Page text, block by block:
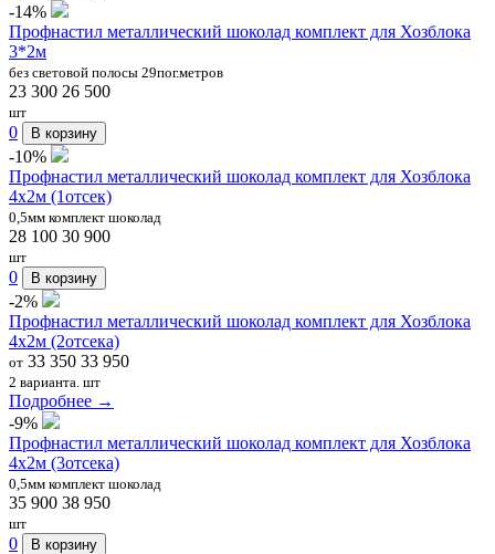
-14%
Профнастил металлический шоколад комплект для Хозблока
3*2м
без световой полосы 29пог.метров
23 300 26 500
шт
0 В корзину
-10%
Профнастил металлический шоколад комплект для Хозблока
4х2м (1отсек)
0,5мм комплект шоколад
28 100 30 900
шт
0 В корзину
-2%
Профнастил металлический шоколад комплект для Хозблока
4х2м (2отсека)
от 33 350 33 950
2 варианта. шт
Подробнее →
-9%
Профнастил металлический шоколад комплект для Хозблока
4х2м (3отсека)
0,5мм комплект шоколад
35 900 38 950
шт
0 В корзину